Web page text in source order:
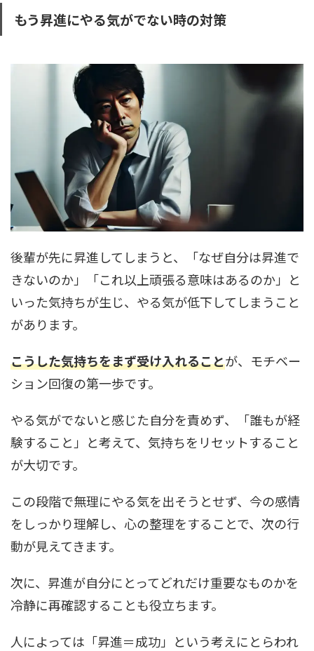
もう昇進にやる気がでない時の対策
後輩が先に昇進してしまうと、「なぜ自分は昇進で
きないのか」「これ以上頑張る意味はあるのか」と
いった気持ちが生じ、やる気が低下してしまうこと
があります。
こうした気持ちをまず受け入れることが、モチベー
ション回復の第一歩です。
やる気がでないと感じた自分を責めず、「誰もが経
験すること」と考えて、気持ちをリセットすること
が大切です。
この段階で無理にやる気を出そうとせず、今の感情
をしっかり理解し、心の整理をすることで、次の行
動が見えてきます。
次に、昇進が自分にとってどれだけ重要なものかを
冷静に再確認することも役立ちます。
人によっては「昇進＝成功」という考えにとらわれ